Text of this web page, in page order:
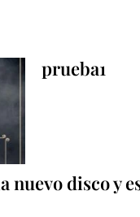
prueba1
nuevo disco y